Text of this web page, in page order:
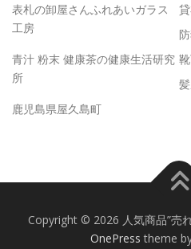
表札の卸屋さんふれあいガラス
工房
青汁 粉末 健康茶の健康生活研究
所
鹿児島県屋久島町
Copyright © 2026 人気商品”売
OnePress theme